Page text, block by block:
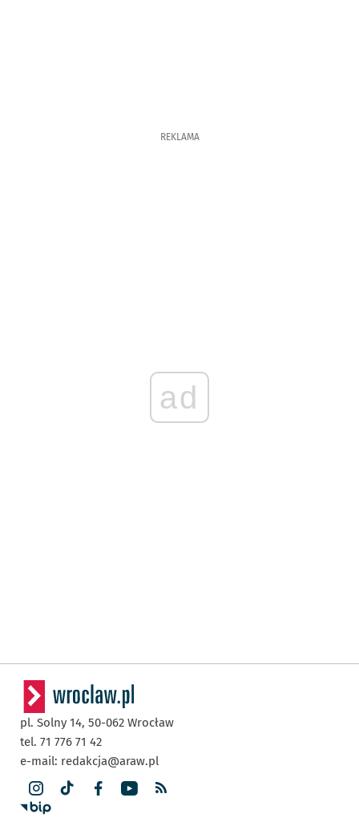
REKLAMA
ad
pl. Solny 14, 50-062 Wrocław
tel. 71 776 71 42
e-mail: redakcja@araw.pl